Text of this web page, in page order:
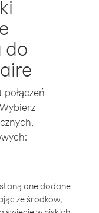
do
one dodane
ze środków,